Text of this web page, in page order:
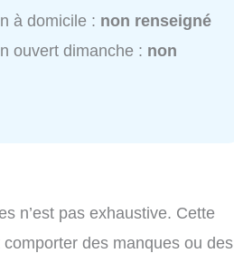
à domicile : non renseigné
ouvert dimanche : non
n’est pas exhaustive. Cette
des manques ou des